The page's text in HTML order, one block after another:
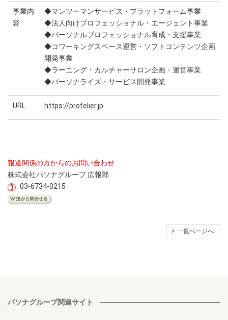
事業内
容
◆マンツーマンサービス・プラットフォーム事業
◆法人向けプロフェッショナル・エージェント事業
◆パーソナルプロフェッショナル育成・支援事業
◆コワーキングスペース運営・ソフトコンテンツ企画
開発事業
◆ラーニング・カルチャーサロン企画・運営事業
◆パーソナライズ・サービス開発事業
URL https://profelier.jp
報道関係の方からのお問い合わせ
株式会社パソナグループ 広報部
03-6734-0215
一覧ページへ
パソナグループ関連サイト